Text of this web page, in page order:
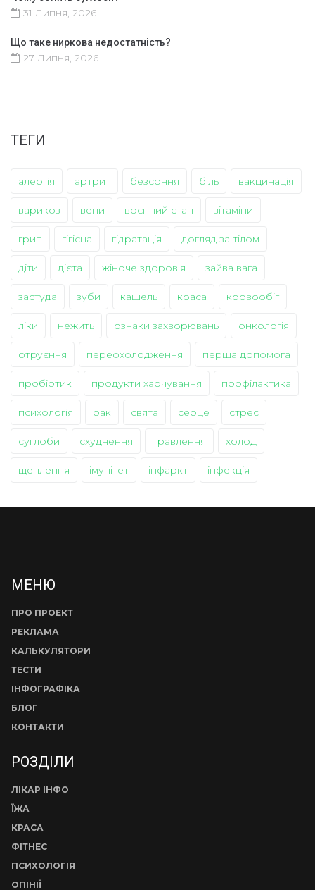
31 Липня, 2026
Що таке ниркова недостатність?
27 Липня, 2026
ТЕГИ
алергія артрит безсоння біль вакцинація
варикоз вени воєнний стан вітаміни
грип гігієна гідратація догляд за тілом
діти дієта жіноче здоров'я зайва вага
застуда зуби кашель краса кровообіг
ліки нежить ознаки захворювань онкологія
отруєння переохолодження перша допомога
пробіотик продукти харчування профілактика
психологія рак свята серце стрес
суглоби схуднення травлення холод
щеплення імунітет інфаркт інфекція
МЕНЮ
ПРО ПРОЕКТ
РЕКЛАМА
КАЛЬКУЛЯТОРИ
ТЕСТИ
ІНФОГРАФІКА
БЛОГ
КОНТАКТИ
РОЗДІЛИ
ЛІКАР ІНФО
ЇЖА
КРАСА
ФІТНЕС
ПСИХОЛОГІЯ
ОПІНІЇ